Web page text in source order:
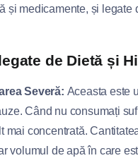
și medicamente, și legate
de Dietă și
Severă: Aceasta este
Când nu consumați
mai concentrată.
volumul de apă în care